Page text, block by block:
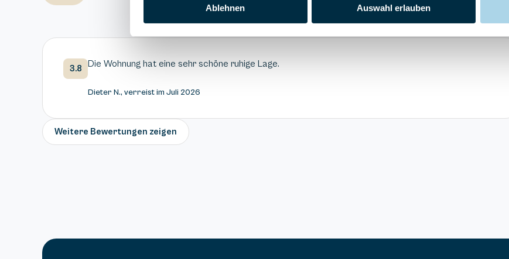
Ablehnen Auswahl erlauben
3.8 Die Wohnung hat eine sehr schöne ruhige Lage.
Dieter N., verreist im Juli 2026
Weitere Bewertungen zeigen